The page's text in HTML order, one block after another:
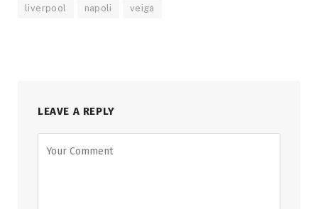
liverpool napoli veiga
LEAVE A REPLY